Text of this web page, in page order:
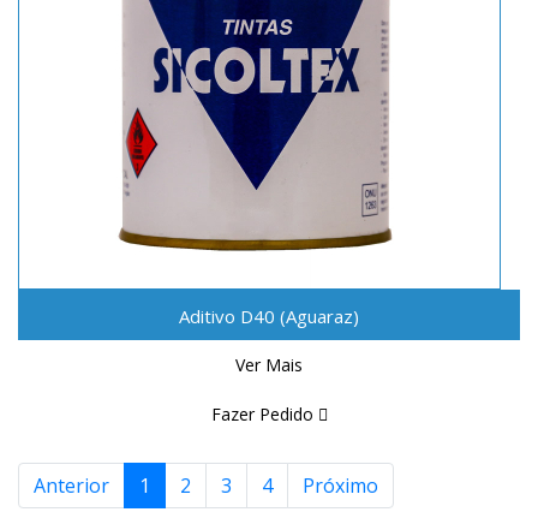
Aditivo D40 (Aguaraz)
Ver Mais
Fazer Pedido
Anterior 1 2 3 4 Próximo